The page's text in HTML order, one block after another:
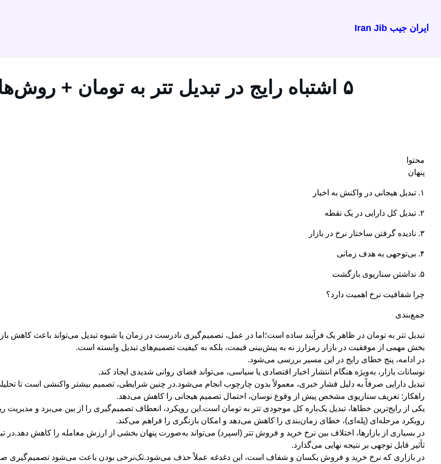
ایران جیب Iran Jib
۵ اشتباه رایج در تبدیل تتر به تومان + روش‌های جلوگیری از آن‌ها
محتوا
پنهان
۱. تبدیل هیجانی در واکنش به اخبار
۲. تبدیل کل دارایی در یک نقطه
۳. نادیده گرفتن ساختار نرخ در بازار
۴. بی‌توجهی به هدف زمانی
۵. نداشتن سناریوی بازگشت
چرا شفافیت نرخ اهمیت دارد؟
جمع‌بندی
تبدیل تتر به تومان در ظاهر یک فرآیند ساده است؛اما در عمل، تصمیم‌گیری نادرست در زمان یا شیوه تبدیل می‌تواند باعث کاهش
بخش مهمی از موفقیت در بازار رمزارز نه به پیش‌بینی قیمت، بلکه به کیفیت تصمیم‌های تبدیل وابسته است.
در ادامه، پنج خطای رایج در این مسیر بررسی می‌شود.
نوسانات بازار، به‌ویژه هنگام انتشار اخبار اقتصادی یا سیاسی، می‌تواند فضای روانی شدیدی ایجاد کند.
تبدیل دارایی صرفاً به دلیل فشار خبری، معمولاً بدون چارچوب انجام می‌شود.در چنین شرایطی، تصمیم بیشتر واکنشی است تا
راهکار: تعریف سناریوی مشخص پیش از وقوع نوسان، احتمال تصمیم هیجانی را کاهش می‌دهد.
یکی از رایج‌ترین خطاها، تبدیل یک‌باره کل موجودی تتر به تومان است.این رویکرد، انعطاف تصمیم‌گیری را از بین می‌برد و مدیریت
رویکرد مرحله‌ای (پله‌ای)، خطای زمان‌بندی را کاهش می‌دهد و امکان بازنگری را فراهم می‌کند.
در بسیاری از بازارها، اختلاف بین نرخ خرید و فروش تتر (اسپرد) می‌تواند به‌صورت پنهان بخشی از ارزش معامله را کاهش دهد.در
تأثیر قابل توجهی بر نتیجه نهایی می‌گذارد.
در بازاری که نرخ خرید و فروش یکسان و شفاف است، این دغدغه عملاً حذف می‌شود.تک‌نرخی بودن باعث می‌شود تصمیم‌گیری